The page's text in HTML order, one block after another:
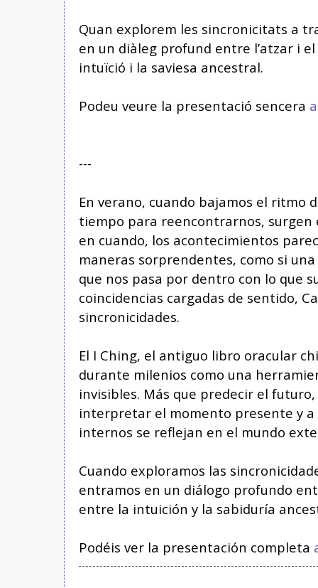
Quan explorem les sincronicitats a
en un diàleg profund entre l’atzar i
intuïció i la saviesa ancestral.
Podeu veure la presentació sencera
---
En verano, cuando bajamos el ritmo
tiempo para reencontrarnos, surgen
en cuando, los acontecimientos
maneras sorprendentes, como si
que nos pasa por dentro con lo que
coincidencias cargadas de sentido,
sincronicidades.
El I Ching, el antiguo libro oracular
durante milenios como una
invisibles. Más que predecir el
interpretar el momento presente y a
internos se reflejan en el mundo
Cuando exploramos las
entramos en un diálogo profundo
entre la intuición y la sabiduría
Podéis ver la presentación completa